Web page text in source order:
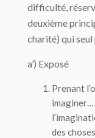
difficulté,
deuxième
charité) qui seul
a’) Exposé
Prenant
imaginer…
l’
des